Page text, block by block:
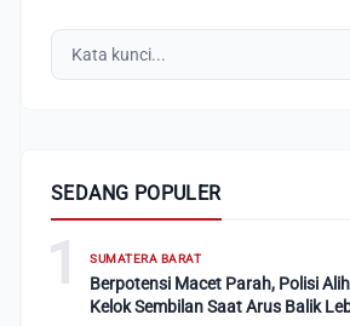
SEDANG POPULER
1 SUMATERA BARAT
Berpotensi Macet Parah, Polisi
Kelok Sembilan Saat Arus Balik